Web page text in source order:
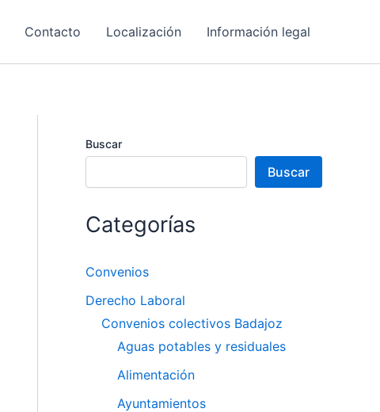
Contacto Localización Información legal
Buscar
Buscar
Categorías
Convenios
Derecho Laboral
Convenios colectivos Badajoz
Aguas potables y residuales
Alimentación
Ayuntamientos